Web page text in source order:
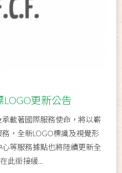
更新公告
載著國際服務使命，將以嶄
，全新LOGO標識及視覺形
等服務據點也將陸續更新全
此銜接緩...